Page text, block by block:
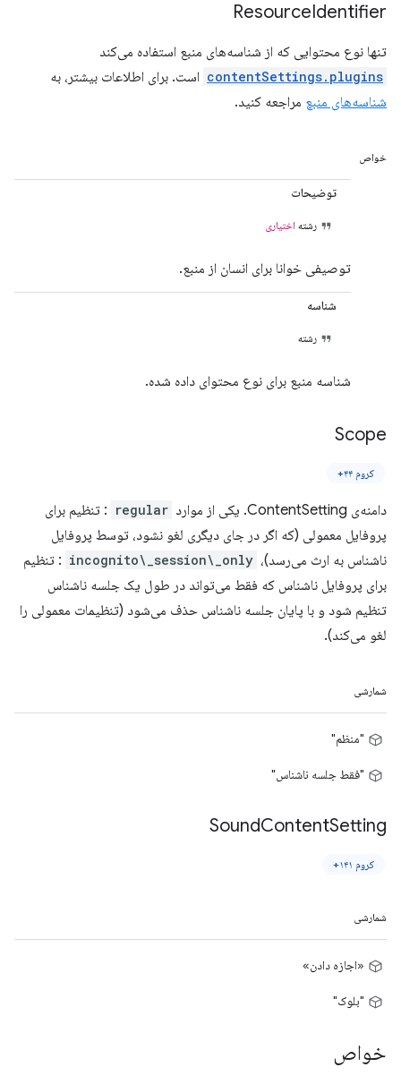
ResourceIdentifier
تنها نوع محتوایی که از شناسه‌های منبع استفاده می‌کند
contentSettings.plugins است. برای اطلاعات بیشتر، به
شناسه‌های منبع مراجعه کنید.
خواص
توضیحات
رشته اختیاری
توصیفی خوانا برای انسان از منبع.
شناسه
رشته
شناسه منبع برای نوع محتوای داده شده.
Scope
کروم ۴۴+
دامنه‌ی ContentSetting. یکی از موارد regular : تنظیم برای
پروفایل معمولی (که اگر در جای دیگری لغو نشود، توسط پروفایل
ناشناس به ارث می‌رسد)، incognito\_session\_only : تنظیم
برای پروفایل ناشناس که فقط می‌تواند در طول یک جلسه ناشناس
تنظیم شود و با پایان جلسه ناشناس حذف می‌شود (تنظیمات معمولی را
لغو می‌کند).
شمارشی
"منظم"
"فقط جلسه ناشناس"
SoundContentSetting
کروم ۱۴۱+
شمارشی
«اجازه دادن»
"بلوک"
خواص